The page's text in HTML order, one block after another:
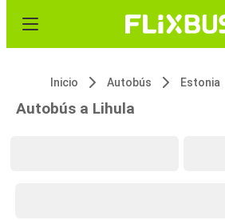
Inicio Autobús Estonia
Autobús a Lihula